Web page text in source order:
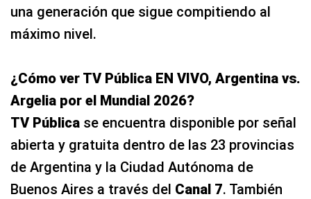
una generación que sigue compitiendo al
máximo nivel.
¿Cómo ver TV Pública EN VIVO, Argentina vs.
Argelia por el Mundial 2026?
TV Pública se encuentra disponible por señal
abierta y gratuita dentro de las 23 provincias
de Argentina y la Ciudad Autónoma de
Buenos Aires a través del Canal 7. También